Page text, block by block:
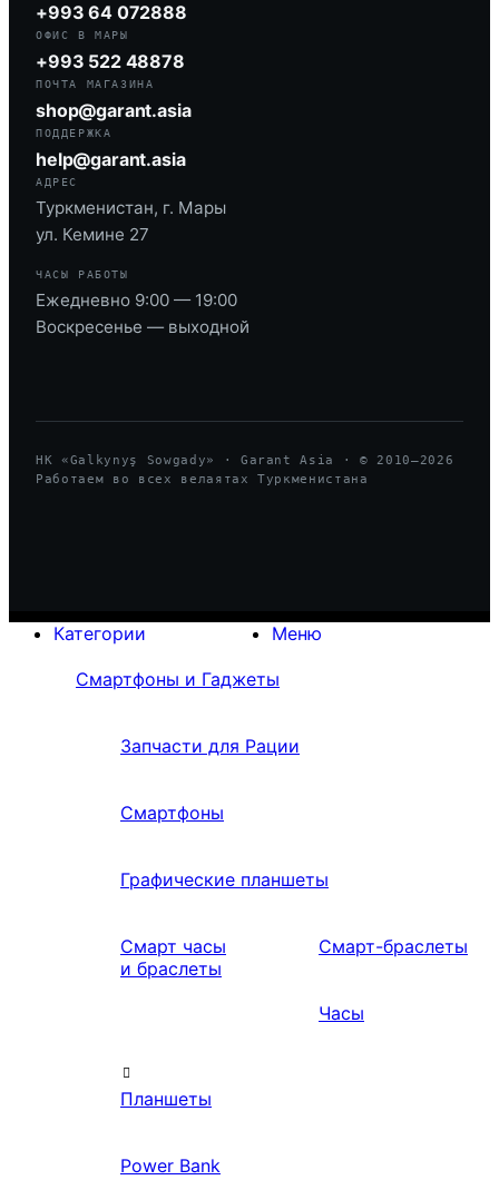
+993 64 072888
ОФИС В МАРЫ
+993 522 48878
ПОЧТА МАГАЗИНА
shop@garant.asia
ПОДДЕРЖКА
help@garant.asia
АДРЕС
Туркменистан, г. Мары
ул. Кемине 27
ЧАСЫ РАБОТЫ
Ежедневно 9:00 — 19:00
Воскресенье — выходной
HK «Galkynyş Sowgady» · Garant Asia · © 2010—2026
Работаем во всех велаятах Туркменистана
Меню
Категории
Смартфоны и Гаджеты
Запчасти для Рации
Смартфоны
Графические планшеты
Смарт часы
и браслеты
Смарт-браслеты
Часы
Планшеты
Power Bank